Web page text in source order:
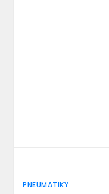
PNEUMATIKY